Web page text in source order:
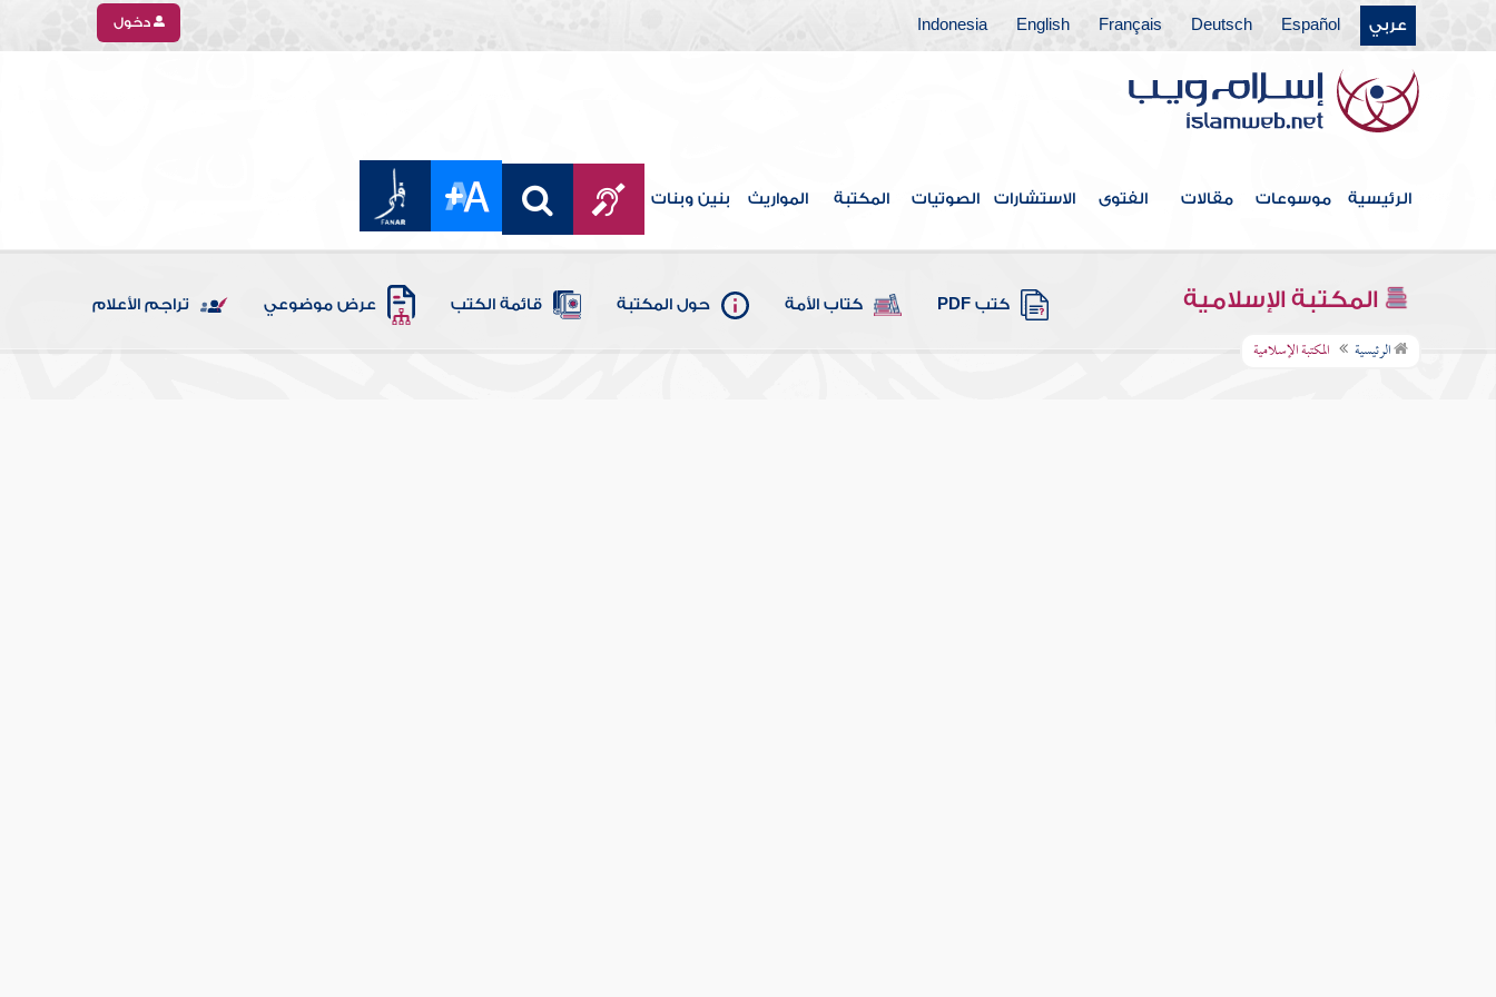
عربي Español
Deutsch
Français
English
Indonesia دخول
الرئيسية موسوعات مقالات الفتوى الاستشارات الصوتيات المكتبة المواريث بنين وبنات
المكتبة الإسلامية كتب PDF كتاب الأمة حول المكتبة قائمة الكتب عرض موضوعي تراجم الأعلام
الرئيسية المكتبة الإسلامية